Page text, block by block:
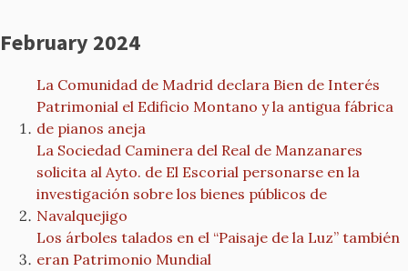
February 2024
La Comunidad de Madrid declara Bien de Interés
Patrimonial el Edificio Montano y la antigua fábrica
de pianos aneja
La Sociedad Caminera del Real de Manzanares
solicita al Ayto. de El Escorial personarse en la
investigación sobre los bienes públicos de
Navalquejigo
Los árboles talados en el “Paisaje de la Luz” también
eran Patrimonio Mundial